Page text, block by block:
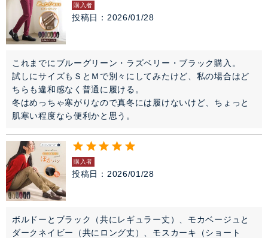
購入者
投稿日 2026/01/28
これまでにブルーグリーン・ラズベリー・ブラック購入。
試しにサイズもＳとＭで別々にしてみたけど、私の場合はど
ちらも違和感なく普通に履ける。
冬はめっちゃ寒がりなので真冬には履けないけど、ちょっと
肌寒い程度なら便利かと思う。
購入者
投稿日 2026/01/28
ボルドーとブラック（共にレギュラー丈）、モカベージュと
ダークネイビー（共にロング丈）、モスカーキ（ショート